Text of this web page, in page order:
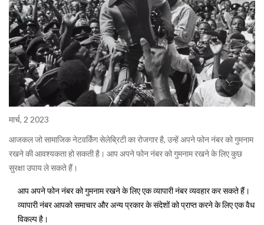
मार्च, 2 2023
आजकल जो सामाजिक नेटवर्किंग सेलेब्रिटी का रोजगार है, उन्हें अपने फोन नंबर को गुमनाम
रखने की आवश्यकता हो सकती है। आप अपने फोन नंबर को गुमनाम रखने के लिए कुछ
सुरक्षा उपाय ले सकते हैं।
आप अपने फोन नंबर को गुमनाम रखने के लिए एक व्यापारी नंबर व्यवहार कर सकते हैं।
व्यापारी नंबर आपको समाचार और अन्य प्रकार के संदेशों को प्राप्त करने के लिए एक वैध
विकल्प है।